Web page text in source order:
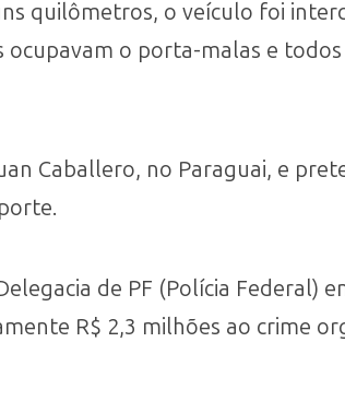
quilômetros, o veículo foi
o porta-malas e todos
Caballero, no Paraguai, e
de PF (Polícia Federal)
R$ 2,3 milhões ao crime